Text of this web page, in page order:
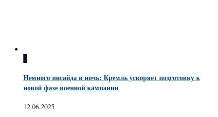
0
Немного инсайда в ночь: Кремль ускоряет подготовку к
новой фазе военной кампании
12.06.2025